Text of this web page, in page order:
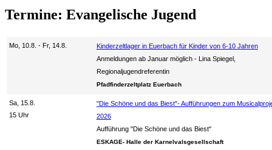
Termine: Evangelische Jugend
Mo, 10.8. - Fr, 14.8.
Kinderzeltlager in Euerbach für Kinder von 6-10 Jahren
Anmeldungen ab Januar möglich
Lina Spiegel,
Regionaljugendreferentin
Pfadfinderzeltplatz Euerbach
Sa, 15.8.
15 Uhr
"Die Schöne und das Biest"- Aufführungen zum
2026
Aufführung "Die Schöne und das Biest"
ESKAGE- Halle der Karnelvalsgesellschaft